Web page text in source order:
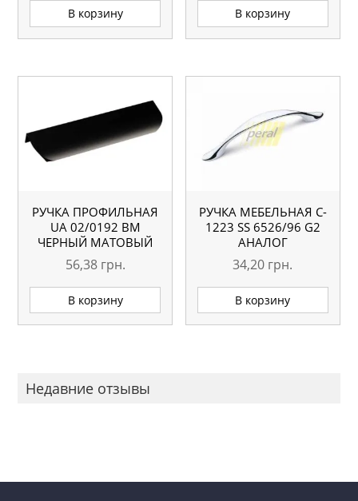
В корзину В корзину
РУЧКА ПРОФИЛЬНАЯ
UA 02/0192 BM
ЧЕРНЫЙ МАТОВЫЙ
56,38 грн.
В корзину
РУЧКА МЕБЕЛЬНАЯ C-
1223 SS 6526/96 G2
АНАЛОГ
34,20 грн.
В корзину
Недавние отзывы